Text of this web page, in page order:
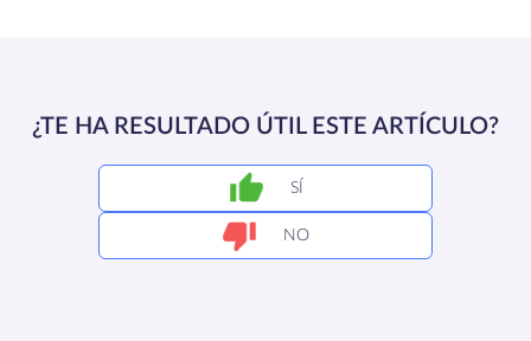
¿TE HA RESULTADO ÚTIL ESTE ARTÍCULO?
SÍ
NO